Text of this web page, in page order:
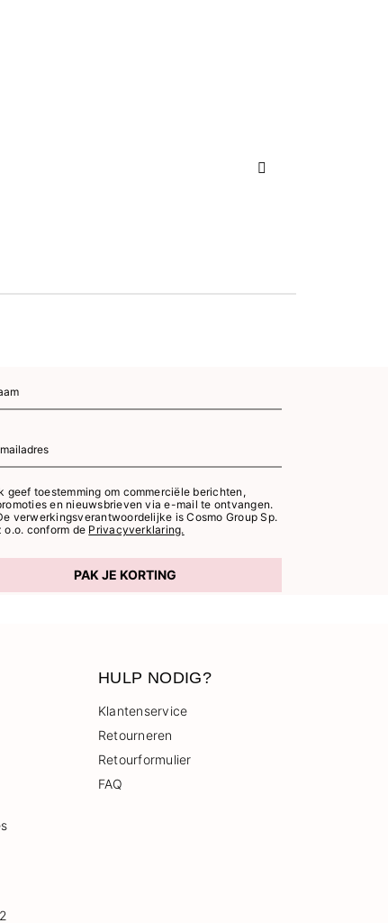
Volgende
geef toestemming om commerciële berichten,
en nieuwsbrieven via e-mail te ontvangen.
verwerkingsverantwoordelijke is Cosmo Group Sp.
o.o. conform de Privacyverklaring.
PAK JE KORTING
HULP NODIG?
Klantenservice
Retourneren
Retourformulier
FAQ